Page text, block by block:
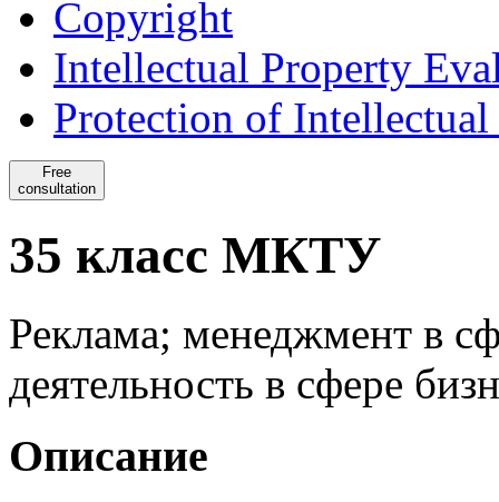
Copyright
Intellectual Property
Protection of
Free
consultation
35 класс МКТУ
Реклама; менеджмент в
деятельность в сфере
Описание